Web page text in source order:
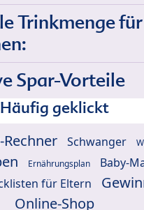
Trinkmenge
Spar-Vorteile
Häufig geklickt
Schwanger
Ernährungsplan Baby-
für Eltern
Online-Shop